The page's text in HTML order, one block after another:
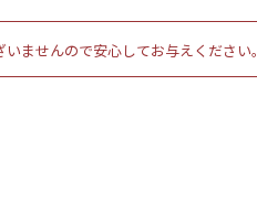
ませんので安心してお与えください。